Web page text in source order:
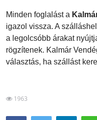
Horvátország
Szállások a Balatonon
Blog
Minden foglalást a
igazol vissza. A
a legolcsóbb árakat
rögzítenek. Kalmár
választás, ha szállást
1963